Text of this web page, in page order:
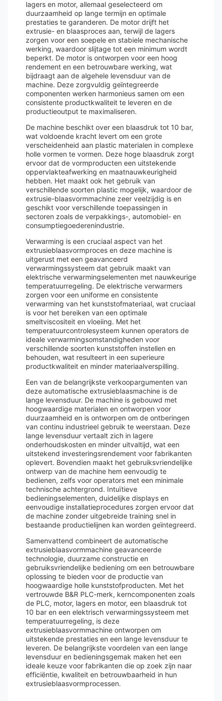
lagers en motor, allemaal geselecteerd om
duurzaamheid op lange termijn en optimale
prestaties te garanderen. De motor drijft het
extrusie- en blaasproces aan, terwijl de lagers
zorgen voor een soepele en stabiele mechanische
werking, waardoor slijtage tot een minimum wordt
beperkt. De motor is ontworpen voor een hoog
rendement en een betrouwbare werking, wat
bijdraagt ​​aan de algehele levensduur van de
machine. Deze zorgvuldig geïntegreerde
componenten werken harmonieus samen om een ​​
consistente productkwaliteit te leveren en de
productieoutput te maximaliseren.
De machine beschikt over een blaasdruk tot 10 bar,
wat voldoende kracht levert om een ​​grote
verscheidenheid aan plastic materialen in complexe
holle vormen te vormen. Deze hoge blaasdruk zorgt
ervoor dat de vormproducten een uitstekende
oppervlakteafwerking en maatnauwkeurigheid
hebben. Het maakt ook het gebruik van
verschillende soorten plastic mogelijk, waardoor de
extrusie-blaasvormmachine zeer veelzijdig is en
geschikt voor verschillende toepassingen in
sectoren zoals de verpakkings-, automobiel- en
consumptiegoederenindustrie.
Verwarming is een cruciaal aspect van het
extrusieblaasvormproces en deze machine is
uitgerust met een geavanceerd
verwarmingssysteem dat gebruik maakt van
elektrische verwarmingselementen met nauwkeurige
temperatuurregeling. De elektrische verwarmers
zorgen voor een uniforme en consistente
verwarming van het kunststofmateriaal, wat cruciaal
is voor het bereiken van een optimale
smeltviscositeit en vloeiing. Met het
temperatuurcontrolesysteem kunnen operators de
ideale verwarmingsomstandigheden voor
verschillende soorten kunststoffen instellen en
behouden, wat resulteert in een superieure
productkwaliteit en minder materiaalverspilling.
Een van de belangrijkste verkoopargumenten van
deze automatische extrusieblaasmachine is de
lange levensduur. De machine is gebouwd met
hoogwaardige materialen en ontworpen voor
duurzaamheid en is ontworpen om de ontberingen
van continu industrieel gebruik te weerstaan. Deze
lange levensduur vertaalt zich in lagere
onderhoudskosten en minder uitvaltijd, wat een
uitstekend investeringsrendement voor fabrikanten
oplevert. Bovendien maakt het gebruiksvriendelijke
ontwerp van de machine hem eenvoudig te
bedienen, zelfs voor operators met een minimale
technische achtergrond. Intuïtieve
bedieningselementen, duidelijke displays en
eenvoudige installatieprocedures zorgen ervoor dat
de machine zonder uitgebreide training snel in
bestaande productielijnen kan worden geïntegreerd.
Samenvattend combineert de automatische
extrusieblaasvormmachine geavanceerde
technologie, duurzame constructie en
gebruiksvriendelijke bediening om een ​​betrouwbare
oplossing te bieden voor de productie van
hoogwaardige holle kunststofproducten. Met het
vertrouwde B&R PLC-merk, kerncomponenten zoals
de PLC, motor, lagers en motor, een blaasdruk tot
10 bar en een elektrisch verwarmingssysteem met
temperatuurregeling, is deze
extrusieblaasvormmachine ontworpen om
uitstekende prestaties en een lange levensduur te
leveren. De belangrijkste voordelen van een lange
levensduur en bedieningsgemak maken het een
ideale keuze voor fabrikanten die op zoek zijn naar
efficiëntie, kwaliteit en betrouwbaarheid in hun
extrusieblaasvormprocessen.